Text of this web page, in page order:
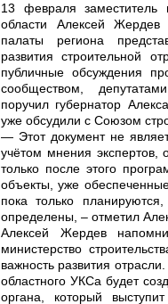
13 февраля заместитель
области Алексей
палаты региона
развития строительной
публичные обсуждения
сообществом,
поручил губернатор
уже обсудили с Союзом
— Этот документ не
учётом мнения экспертов,
только после этого
объекты, уже
пока только
определены, – отметил
Алексей Жердев
министерство
важность развития
областного УКСа будет
органа, который